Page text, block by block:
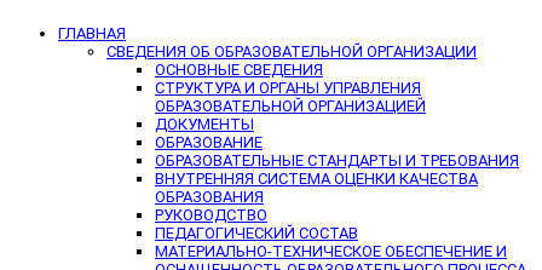
ГЛАВНАЯ
СВЕДЕНИЯ ОБ ОБРАЗОВАТЕЛЬНОЙ ОРГАНИЗАЦИИ
ОСНОВНЫЕ СВЕДЕНИЯ
СТРУКТУРА И ОРГАНЫ УПРАВЛЕНИЯ
ОБРАЗОВАТЕЛЬНОЙ ОРГАНИЗАЦИЕЙ
ДОКУМЕНТЫ
ОБРАЗОВАНИЕ
ОБРАЗОВАТЕЛЬНЫЕ СТАНДАРТЫ И ТРЕБОВАНИЯ
ВНУТРЕННЯЯ СИСТЕМА ОЦЕНКИ КАЧЕСТВА
ОБРАЗОВАНИЯ
РУКОВОДСТВО
ПЕДАГОГИЧЕСКИЙ СОСТАВ
МАТЕРИАЛЬНО-ТЕХНИЧЕСКОЕ ОБЕСПЕЧЕНИЕ И